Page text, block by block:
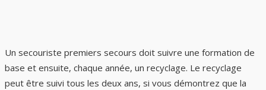
Un secouriste premiers secours doit suivre une formation de
base et ensuite, chaque année, un recyclage. Le recyclage
peut être suivi tous les deux ans, si vous démontrez que la